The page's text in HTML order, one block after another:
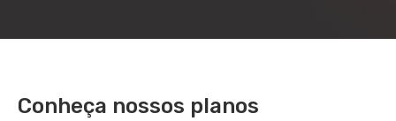
Conheça nossos planos